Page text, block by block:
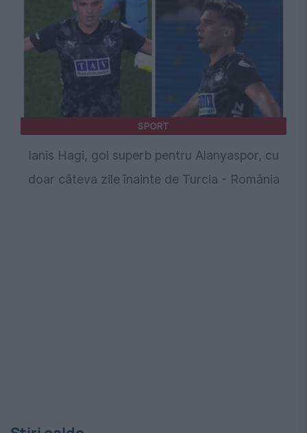
SPORT
Ianis Hagi, gol superb pentru Alanyaspor, cu
doar câteva zile înainte de Turcia - România